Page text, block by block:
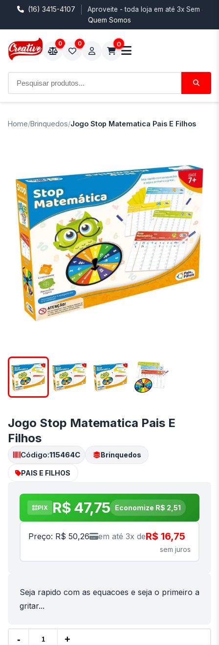
(16) 3415-4107 Aproveite - toda loja em até 3x Sem
Quem Somos
0 0 0
Home/Brinquedos/Jogo Stop Matematica Pais E Filhos
Jogo Stop Matematica Pais E
Filhos
Código:115464C Brinquedos
PAIS E FILHOS
PIX R$ 47,75 Economize R$ 2,51
Preço: R$ 50,26 em até 3x deR$ 16,75
sem juros
Seja rapido com as equacoes e seja o primeiro a
gritar...
- +